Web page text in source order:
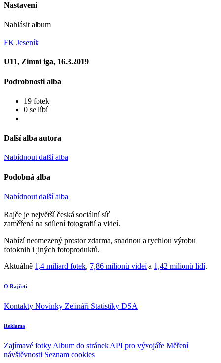
Nastavení
Nahlásit album
FK Jeseník
U11, Zimní iga, 16.3.2019
Podrobnosti alba
19 fotek
0 se líbí
Další alba autora
Nabídnout další alba
Podobná alba
Nabídnout další alba
Rajče je největší česká sociální síť
zaměřená na sdílení fotografií a videí.
Nabízí neomezený prostor zdarma, snadnou a rychlou výrobu
fotoknih i jiných fotoproduktů.
Aktuálně 1,4 miliard fotek, 7,86 milionů videía 1,42 milionů lidí.
O Rajčeti
Kontakty Novinky Zelináři Statistiky DSA
Reklama
Zajímavé fotky Album do stránek API pro vývojáře Měření
návštěvnosti Seznam cookies